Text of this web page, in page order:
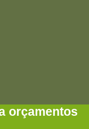
orçamentos